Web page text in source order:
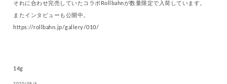
それに合わせ完売していたコラボRollbahnが数量限定で入荷しています。
またインタビューも公開中。
https://rollbahn.jp/gallery/010/
14g